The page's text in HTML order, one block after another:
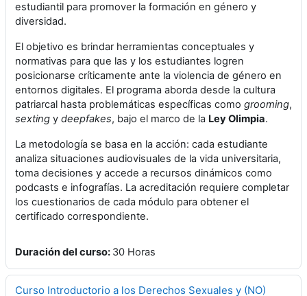
estudiantil para promover la formación en género y
diversidad.
El objetivo es brindar herramientas conceptuales y
normativas para que las y los estudiantes logren
posicionarse críticamente ante la violencia de género en
entornos digitales. El programa aborda desde la cultura
patriarcal hasta problemáticas específicas como grooming,
sexting y deepfakes, bajo el marco de la Ley Olimpia.
La metodología se basa en la acción: cada estudiante
analiza situaciones audiovisuales de la vida universitaria,
toma decisiones y accede a recursos dinámicos como
podcasts e infografías. La acreditación requiere completar
los cuestionarios de cada módulo para obtener el
certificado correspondiente.
Duración del curso: 30 Horas
Curso Introductorio a los Derechos Sexuales y (NO)